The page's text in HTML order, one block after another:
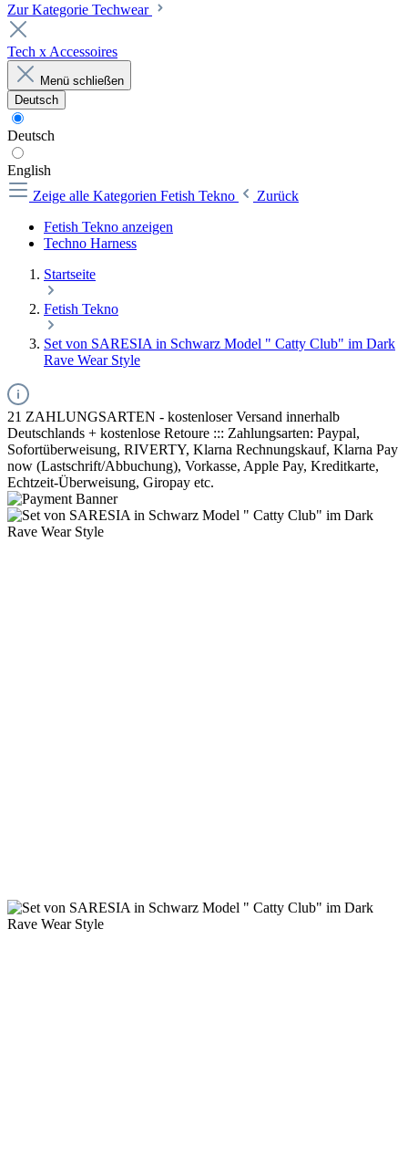
Zur Kategorie Techwear
Tech x Accessoires
Menü schließen
Deutsch
Deutsch
English
Zeige alle Kategorien Fetish Tekno
Zurück
Fetish Tekno anzeigen
Techno Harness
Startseite
Fetish Tekno
Set von SARESIA in Schwarz Model " Catty Club" im Dark
Rave Wear Style
21 ZAHLUNGSARTEN - kostenloser Versand innerhalb
Deutschlands + kostenlose Retoure ::: Zahlungsarten: Paypal,
Sofortüberweisung, RIVERTY, Klarna Rechnungskauf, Klarna Pay
now (Lastschrift/Abbuchung), Vorkasse, Apple Pay, Kreditkarte,
Echtzeit-Überweisung, Giropay etc.